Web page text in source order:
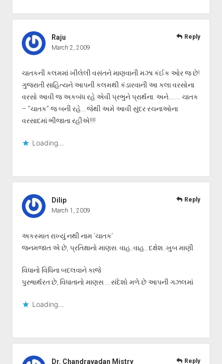
Raju
March 2, 2009
ચાતકની કલમમાં ખીલેલી વસંતને માણવાની મઝા કંઈક ઓર જ છે!
ગુજરાતી સાહિત્યને આપની કલમથી કંડારવાની આ કલા વરસોના
વરસો આવી જ અકબંધ રહે એવી પ્રભુને પ્રાર્થના. અને…….. ચાતક
– “ચાતક” જ બની રહે….જેથી અમે આવી સુંદર રચનાઓના
વરસાદમાં ભીંજાતા રહીએ!!!!
Loading...
Reply
Dilip
March 1, 2009
અકસ્માત રાખ્યું નથી નામ ‘ચાતક’
જનમજાત એ છે, પ્રતિક્ષાનો માણસ. વાહ..વાહ…દક્ષેશ..ખુબ માણી
વિધાનો વિધિના બદલવાને કાજે
પુરુષાર્થરત છે, વિધાતાનો માણસ ….સંદેશો મળે છે આપની ગઝલમાં
Loading...
Reply
Dr. Chandravadan Mistry Reply